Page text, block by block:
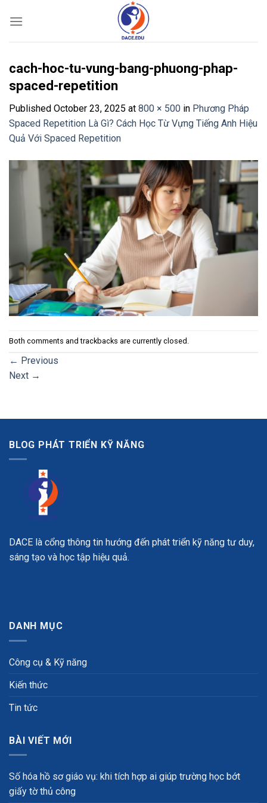
cach-hoc-tu-vung-bang-phuong-phap-
spaced-repetition
Published October 23, 2025 at 800 × 500 in Phương Pháp
Spaced Repetition Là Gì? Cách Học Từ Vựng Tiếng Anh Hiệu
Quả Với Spaced Repetition
Both comments and trackbacks are currently closed.
← Previous
Next →
BLOG PHÁT TRIỂN KỸ NĂNG
DACE là cổng thông tin hướng đến phát triển kỹ năng tư duy,
sáng tạo và học tập hiệu quả.
DANH MỤC
Công cụ & Kỹ năng
Kiến thức
Tin tức
BÀI VIẾT MỚI
Số hóa hồ sơ giáo vụ: khi tích hợp ai giúp trường học bớt
giấy tờ thủ công